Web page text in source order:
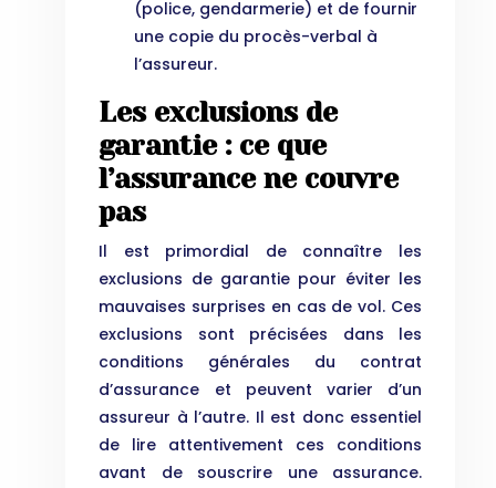
(police, gendarmerie) et de fournir
une copie du procès-verbal à
l’assureur.
Les exclusions de
garantie : ce que
l’assurance ne couvre
pas
Il est primordial de connaître les
exclusions de garantie pour éviter les
mauvaises surprises en cas de vol. Ces
exclusions sont précisées dans les
conditions générales du contrat
d’assurance et peuvent varier d’un
assureur à l’autre. Il est donc essentiel
de lire attentivement ces conditions
avant de souscrire une assurance.